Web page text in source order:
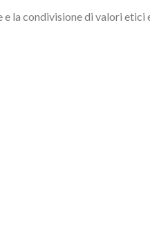
la condivisione di valori